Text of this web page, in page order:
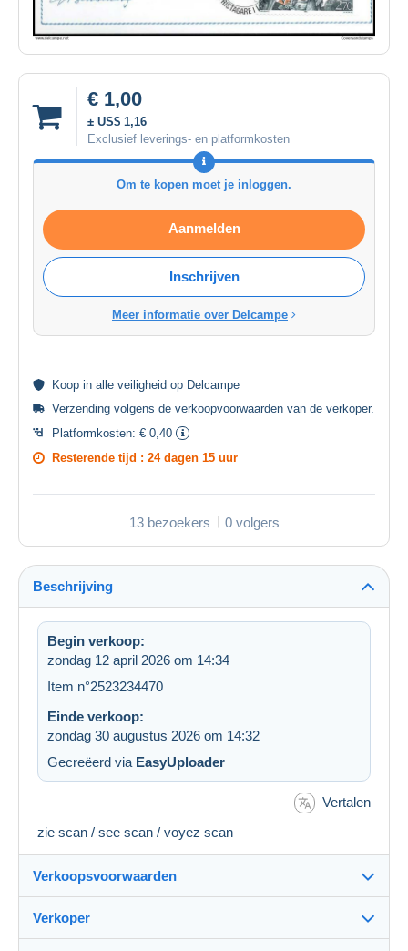
€ 1,00
± US$ 1,16
Exclusief leverings- en platformkosten
Om te kopen moet je inloggen.
Aanmelden
Inschrijven
Meer informatie over Delcampe
Koop in alle veiligheid op Delcampe
Verzending volgens de verkoopvoorwaarden van de verkoper.
Platformkosten: € 0,40
Resterende tijd : 24 dagen 15 uur
13 bezoekers 0 volgers
Beschrijving
Begin verkoop:
zondag 12 april 2026 om 14:34
Item n°2523234470
Einde verkoop:
zondag 30 augustus 2026 om 14:32
Gecreëerd via EasyUploader
Vertalen
zie scan / see scan / voyez scan
Verkoopsvoorwaarden
Bestemming:
Verkoper